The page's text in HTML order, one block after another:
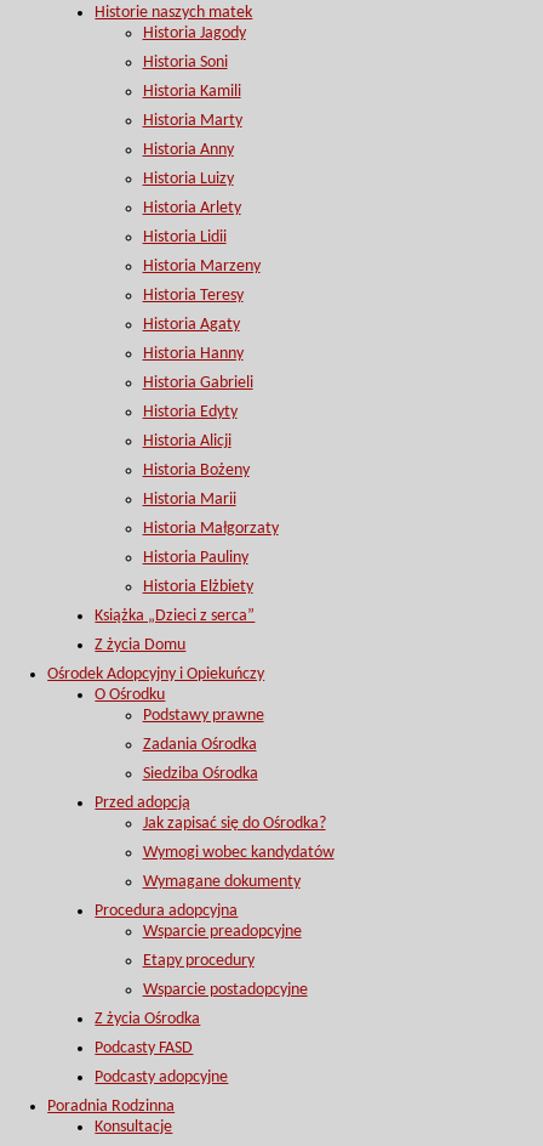
Historie naszych matek
Historia Jagody
Historia Soni
Historia Kamili
Historia Marty
Historia Anny
Historia Luizy
Historia Arlety
Historia Lidii
Historia Marzeny
Historia Teresy
Historia Agaty
Historia Hanny
Historia Gabrieli
Historia Edyty
Historia Alicji
Historia Bożeny
Historia Marii
Historia Małgorzaty
Historia Pauliny
Historia Elżbiety
Książka „Dzieci z serca”
Z życia Domu
Ośrodek Adopcyjny i Opiekuńczy
O Ośrodku
Podstawy prawne
Zadania Ośrodka
Siedziba Ośrodka
Przed adopcją
Jak zapisać się do Ośrodka?
Wymogi wobec kandydatów
Wymagane dokumenty
Procedura adopcyjna
Wsparcie preadopcyjne
Etapy procedury
Wsparcie postadopcyjne
Z życia Ośrodka
Podcasty FASD
Podcasty adopcyjne
Poradnia Rodzinna
Konsultacje